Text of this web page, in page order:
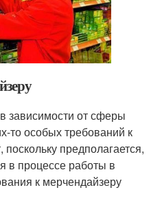
зависимости от сферы
то особых требований к
предполагается,
в процессе работы в
к мерчендайзеру